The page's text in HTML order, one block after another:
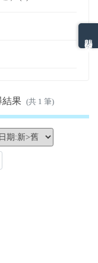
結果 (共 1 筆)